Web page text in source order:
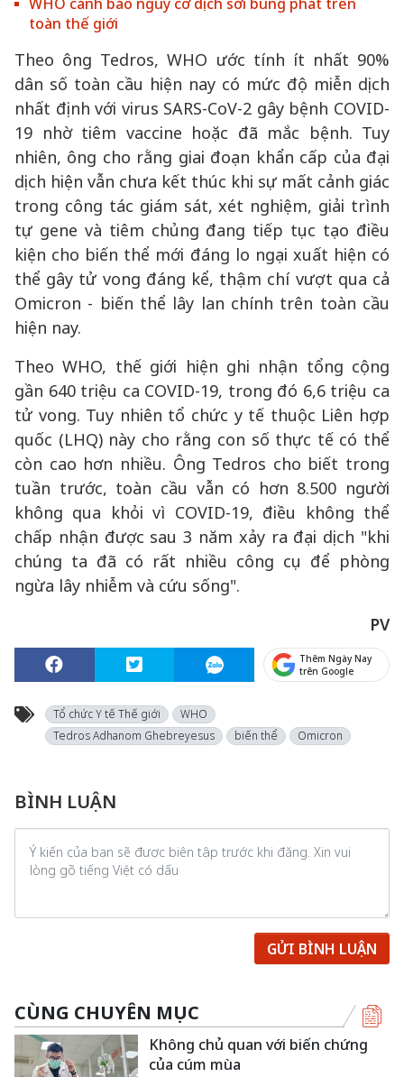
toàn thế giới
Theo ông Tedros, WHO ước tính ít nhất 90%
dân số toàn cầu hiện nay có mức độ miễn dịch
nhất định với virus SARS-CoV-2 gây bệnh COVID-
19 nhờ tiêm vaccine hoặc đã mắc bệnh. Tuy
nhiên, ông cho rằng giai đoạn khẩn cấp của đại
dịch hiện vẫn chưa kết thúc khi sự mất cảnh giác
trong công tác giám sát, xét nghiệm, giải trình
tự gene và tiêm chủng đang tiếp tục tạo điều
kiện cho biến thể mới đáng lo ngại xuất hiện có
thể gây tử vong đáng kể, thậm chí vượt qua cả
Omicron - biến thể lây lan chính trên toàn cầu
hiện nay.
Theo WHO, thế giới hiện ghi nhận tổng cộng
gần 640 triệu ca COVID-19, trong đó 6,6 triệu ca
tử vong. Tuy nhiên tổ chức y tế thuộc Liên hợp
quốc (LHQ) này cho rằng con số thực tế có thể
còn cao hơn nhiều. Ông Tedros cho biết trong
tuần trước, toàn cầu vẫn có hơn 8.500 người
không qua khỏi vì COVID-19, điều không thể
chấp nhận được sau 3 năm xảy ra đại dịch "khi
chúng ta đã có rất nhiều công cụ để phòng
ngừa lây nhiễm và cứu sống".
PV
Thêm Ngày Nay
trên Google
Tổ chức Y tế Thế giới
WHO
Tedros Adhanom Ghebreyesus
biến thể Omicron
BÌNH LUẬN
GỬI BÌNH LUẬN
CÙNG CHUYÊN MỤC
Không chủ quan với biến chứng
của cúm mùa